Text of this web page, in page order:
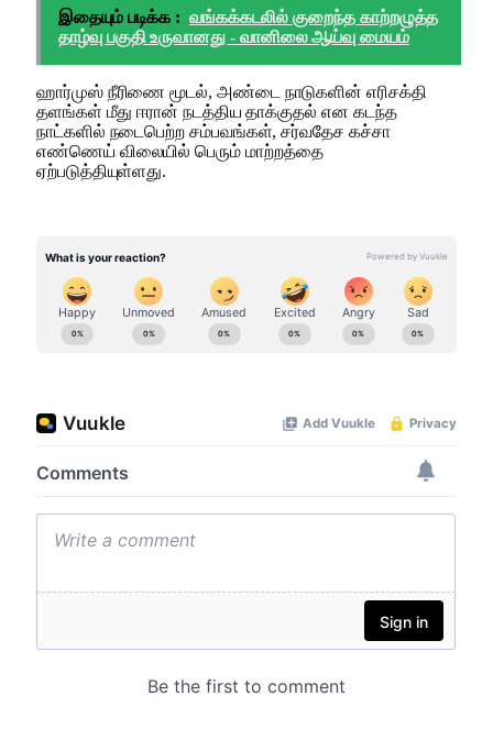
இதையும் படிக்க : வங்கக்கடலில் குறைந்த காற்றழுத்த
தாழ்வு பகுதி உருவானது - வானிலை ஆய்வு மையம்
ஹார்முஸ் நீரிணை மூடல், அண்டை நாடுகளின் எரிசக்தி
தளங்கள் மீது ஈரான் நடத்திய தாக்குதல் என கடந்த
நாட்களில் நடைபெற்ற சம்பவங்கள், சர்வதேச கச்சா
எண்ணெய் விலையில் பெரும் மாற்றத்தை
ஏற்படுத்தியுள்ளது.